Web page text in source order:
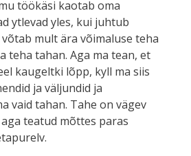
töökäsi kaotab oma
ytlevad yles, kui juhtub
mult ära võimaluse teha
teha tahan. Aga ma tean, et
kaugeltki lõpp, kyll ma siis
ja väljundid ja
vaid tahan. Tahe on vägev
teatud mõttes paras